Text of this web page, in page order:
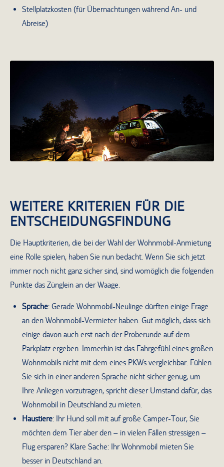
Stellplatzkosten (für Übernachtungen während An- und
Abreise)
WEITERE KRITERIEN FÜR DIE
ENTSCHEIDUNGSFINDUNG
Die Hauptkriterien, die bei der Wahl der Wohnmobil-Anmietung
eine Rolle spielen, haben Sie nun bedacht. Wenn Sie sich jetzt
immer noch nicht ganz sicher sind, sind womöglich die folgenden
Punkte das Zünglein an der Waage.
Sprache: Gerade Wohnmobil-Neulinge dürften einige Frage
an den Wohnmobil-Vermieter haben. Gut möglich, dass sich
einige davon auch erst nach der Proberunde auf dem
Parkplatz ergeben. Immerhin ist das Fahrgefühl eines großen
Wohnmobils nicht mit dem eines PKWs vergleichbar. Fühlen
Sie sich in einer anderen Sprache nicht sicher genug, um
Ihre Anliegen vorzutragen, spricht dieser Umstand dafür, das
Wohnmobil in Deutschland zu mieten.
Haustiere: Ihr Hund soll mit auf große Camper-Tour, Sie
möchten dem Tier aber den – in vielen Fällen stressigen –
Flug ersparen? Klare Sache: Ihr Wohnmobil mieten Sie
besser in Deutschland an.